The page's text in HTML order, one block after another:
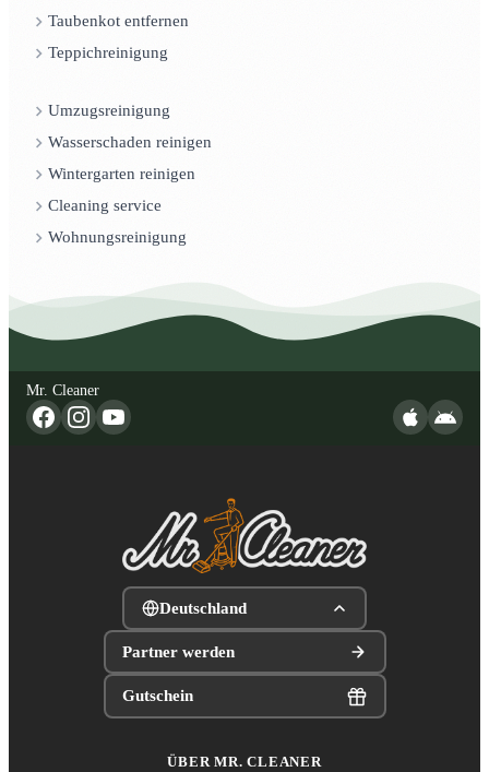
Taubenkot entfernen
Teppichreinigung
Umzugsreinigung
Wasserschaden reinigen
Wintergarten reinigen
Cleaning service
Wohnungsreinigung
Mr. Cleaner
Deutschland
Partner werden
Gutschein
ÜBER MR. CLEANER